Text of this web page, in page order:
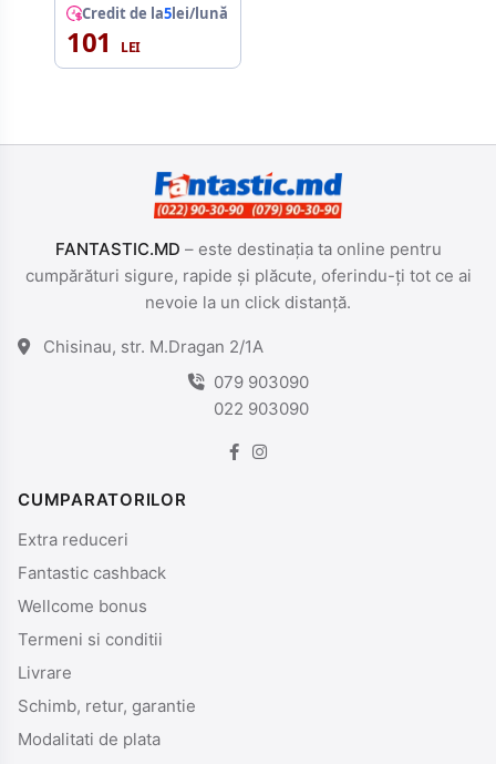
Credit de la5lei/lună
101
FANTASTIC.MD – este destinația ta online pentru
cumpărături sigure, rapide și plăcute, oferindu-ți tot ce ai
nevoie la un click distanță.
Chisinau, str. M.Dragan 2/1A
079 903090
022 903090
CUMPARATORILOR
Extra reduceri
Fantastic cashback
Wellcome bonus
Termeni si conditii
Livrare
Schimb, retur, garantie
Modalitati de plata